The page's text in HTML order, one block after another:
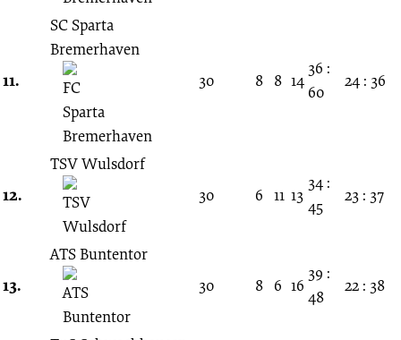
11.
SC Sparta
Bremerhaven
30
8 8 14
36 :
60
24 : 36
12.
TSV Wulsdorf
30
6 11 13
34 :
45
23 : 37
13.
ATS Buntentor
30
8 6 16
39 :
48
22 : 38